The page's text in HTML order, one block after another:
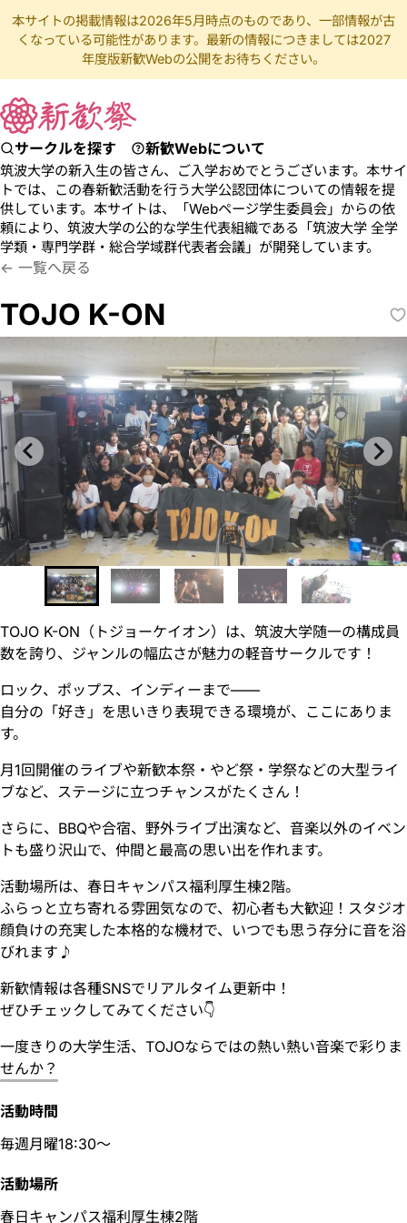
本サイトの掲載情報は2026年5月時点のものであり、一部情報が古
くなっている可能性があります。最新の情報につきましては2027
年度版新歓Webの公開をお待ちください。
サークルを探す 新歓Webについて
筑波大学の新入生の皆さん、ご入学おめでとうございます。本サイ
トでは、この春新歓活動を行う大学公認団体についての情報を提
供しています。本サイトは、「Webページ学生委員会」からの依
頼により、筑波大学の公的な学生代表組織である「筑波大学 全学
学類・専門学群・総合学域群代表者会議」が開発しています。
とじょーけいおん
一覧へ戻る
TOJO K-ON
TOJO K-ON（トジョーケイオン）は、筑波大学随一の構成員
数を誇り、ジャンルの幅広さが魅力の軽音サークルです！
ロック、ポップス、インディーまで——
自分の「好き」を思いきり表現できる環境が、ここにありま
す。
月1回開催のライブや新歓本祭・やど祭・学祭などの大型ライ
ブなど、ステージに立つチャンスがたくさん！
さらに、BBQや合宿、野外ライブ出演など、音楽以外のイベン
トも盛り沢山で、仲間と最高の思い出を作れます。
活動場所は、春日キャンパス福利厚生棟2階。
ふらっと立ち寄れる雰囲気なので、初心者も大歓迎！スタジオ
顔負けの充実した本格的な機材で、いつでも思う存分に音を浴
びれます♪
新歓情報は各種SNSでリアルタイム更新中！
ぜひチェックしてみてください👇
一度きりの大学生活、TOJOならではの熱い熱い音楽で彩りま
せんか？
活動時間
毎週月曜18:30〜
活動場所
春日キャンパス福利厚生棟2階